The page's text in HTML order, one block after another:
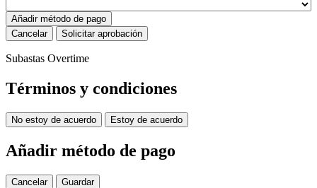
Añadir método de pago
Cancelar
Solicitar aprobación
Subastas Overtime
Términos y condiciones
No estoy de acuerdo Estoy de acuerdo
Añadir método de pago
Cancelar Guardar